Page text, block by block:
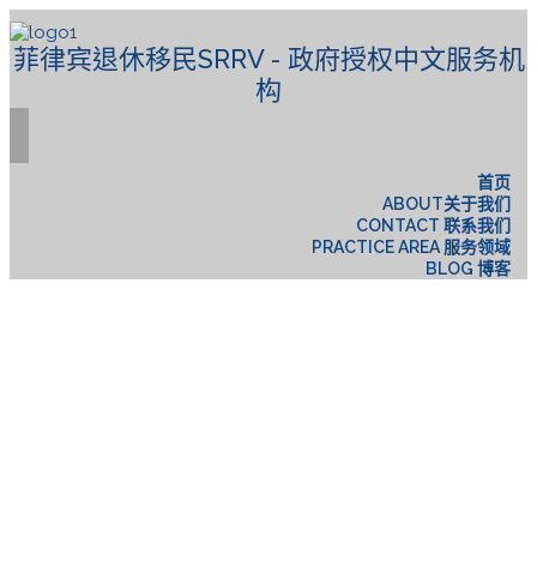
菲律宾退休移民SRRV - 政府授权中文服务机
构
首页
ABOUT关于我们
CONTACT 联系我们
PRACTICE AREA 服务领域
BLOG 博客